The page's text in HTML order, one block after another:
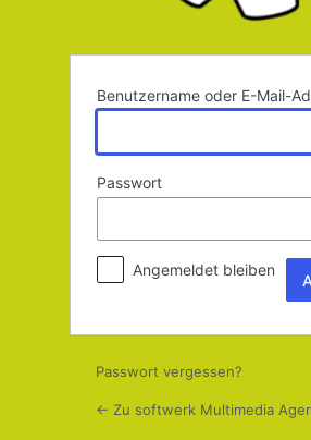
Benutzername oder E-Mail-
Passwort
Angemeldet bleiben
Passwort vergessen?
← Zu softwerk Multimedia